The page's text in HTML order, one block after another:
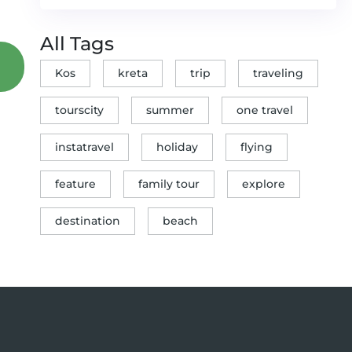
All Tags
Kos kreta trip traveling
tourscity summer one travel
instatravel holiday flying
feature family tour explore
destination beach